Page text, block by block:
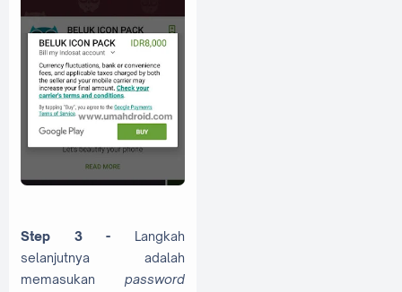
Step 3 - Langkah
selanjutnya adalah
memasukan password